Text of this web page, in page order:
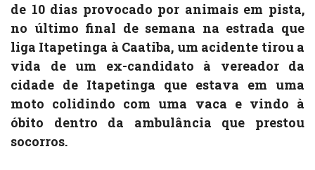
de 10 dias provocado por animais em pista,
no último final de semana na estrada que
liga Itapetinga à Caatiba, um acidente tirou a
vida de um ex-candidato à vereador da
cidade de Itapetinga que estava em uma
moto colidindo com uma vaca e vindo à
óbito dentro da ambulância que prestou
socorros.